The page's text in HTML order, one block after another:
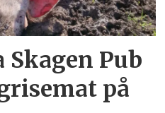
Pub
på